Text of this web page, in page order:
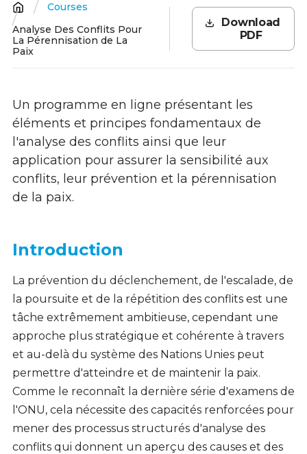
Breadcrumb
Courses
Analyse Des Conflits Pour
La Pérennisation de La
Paix
Download
PDF
Un programme en ligne présentant les
éléments et principes fondamentaux de
l'analyse des conflits ainsi que leur
application pour assurer la sensibilité aux
conflits, leur prévention et la pérennisation
de la paix.
Introduction
La prévention du déclenchement, de l'escalade, de
la poursuite et de la répétition des conflits est une
tâche extrêmement ambitieuse, cependant une
approche plus stratégique et cohérente à travers
et au-delà du système des Nations Unies peut
permettre d'atteindre et de maintenir la paix.
Comme le reconnaît la dernière série d'examens de
l'ONU, cela nécessite des capacités renforcées pour
mener des processus structurés d'analyse des
conflits qui donnent un aperçu des causes et des